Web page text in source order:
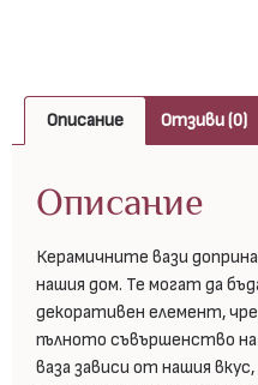
Описание Отзиви (0)
Описание
Керамичните вази
нашия дом. Те могат да
декоративен елемент,
пълното съвършенство
ваза зависи от нашия